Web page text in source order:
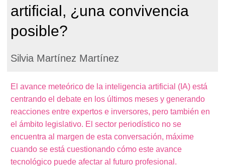
artificial, ¿una convivencia
posible?
Silvia Martínez Martínez
El avance meteórico de la inteligencia artificial (IA) está
centrando el debate en los últimos meses y generando
reacciones entre expertos e inversores, pero también en
el ámbito legislativo. El sector periodístico no se
encuentra al margen de esta conversación, máxime
cuando se está cuestionando cómo este avance
tecnológico puede afectar al futuro profesional.